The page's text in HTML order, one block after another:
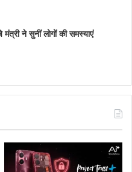
ने सुनीं लोगों की समस्याएं